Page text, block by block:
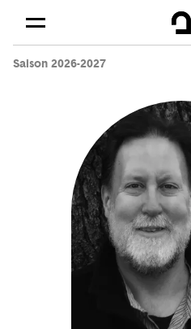
Skip to
Saison 2026-2027